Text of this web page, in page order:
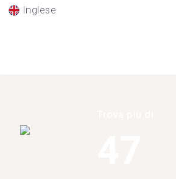
Inglese